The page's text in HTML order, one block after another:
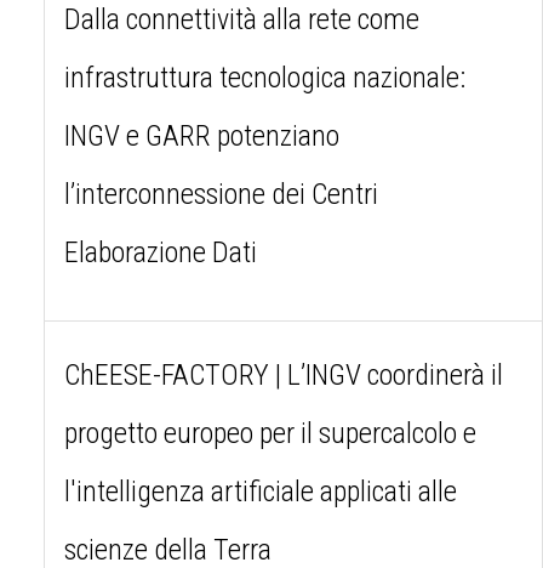
Dalla connettività alla rete come
infrastruttura tecnologica nazionale:
INGV e GARR potenziano
l’interconnessione dei Centri
Elaborazione Dati
ChEESE-FACTORY | L’INGV coordinerà il
progetto europeo per il supercalcolo e
l'intelligenza artificiale applicati alle
scienze della Terra